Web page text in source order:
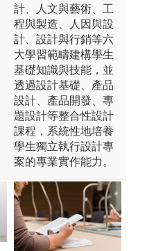
計、人文與藝術、工
程與製造、人因與設
計、設計與行銷等六
大學習範疇建構學生
基礎知識與技能，並
透過設計基礎、產品
設計、產品開發、專
題設計等整合性設計
課程，系統性地培養
學生獨立執行設計專
案的專業實作能力。